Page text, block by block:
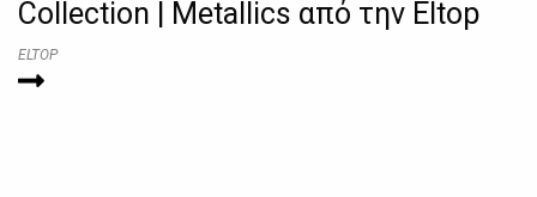
Collection | Metallics από την Eltop
ELTOP